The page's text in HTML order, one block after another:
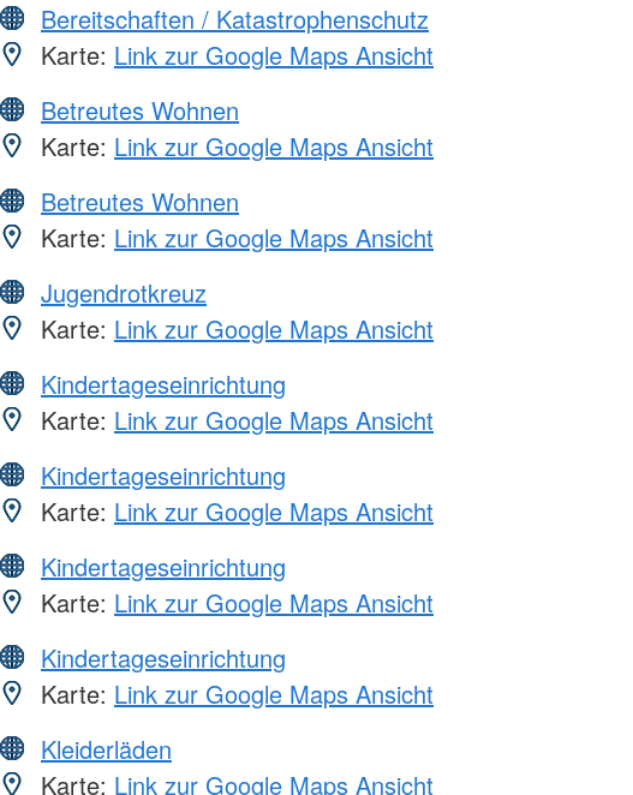
Bereitschaften / Katastrophenschutz
Karte: Link zur Google Maps Ansicht
Betreutes Wohnen
Karte: Link zur Google Maps Ansicht
Betreutes Wohnen
Karte: Link zur Google Maps Ansicht
Jugendrotkreuz
Karte: Link zur Google Maps Ansicht
Kindertageseinrichtung
Karte: Link zur Google Maps Ansicht
Kindertageseinrichtung
Karte: Link zur Google Maps Ansicht
Kindertageseinrichtung
Karte: Link zur Google Maps Ansicht
Kindertageseinrichtung
Karte: Link zur Google Maps Ansicht
Kleiderläden
Karte: Link zur Google Maps Ansicht